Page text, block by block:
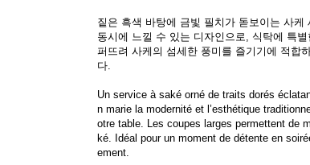
짙은 흑색 바탕에 금빛 필치가 돋보이는 사
동시에 느낄 수 있는 디자인으로, 식탁에 특
퍼뜨려 사케의 섬세한 풍미를 즐기기에 적합
다.
Un service à saké orné de traits dorés
n marie la modernité et l’esthétique
otre table. Les coupes larges permettent de
ké. Idéal pour un moment de détente en
ement.